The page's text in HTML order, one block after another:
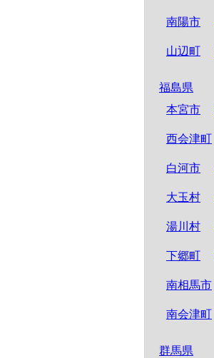
南陽市
山辺町
福島県
本宮市
西会津町
白河市
大玉村
湯川村
下郷町
南相馬市
南会津町
群馬県